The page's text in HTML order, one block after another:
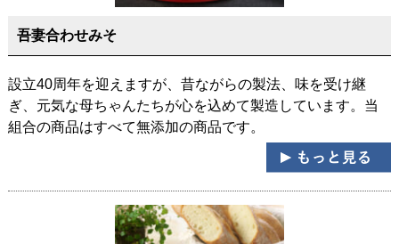
吾妻合わせみそ
設立40周年を迎えますが、昔ながらの製法、味を受け継
ぎ、元気な母ちゃんたちが心を込めて製造しています。当
組合の商品はすべて無添加の商品です。